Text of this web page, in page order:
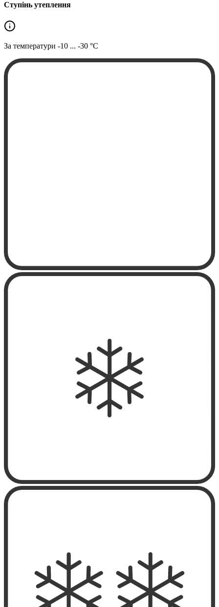
Ступінь утеплення
За температури -10 ... -30 °C